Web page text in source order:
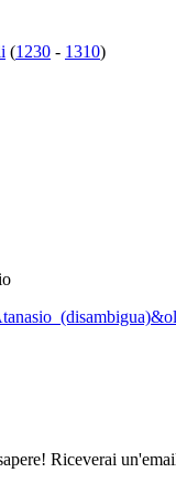
(1230 - 1310)
Riceverai